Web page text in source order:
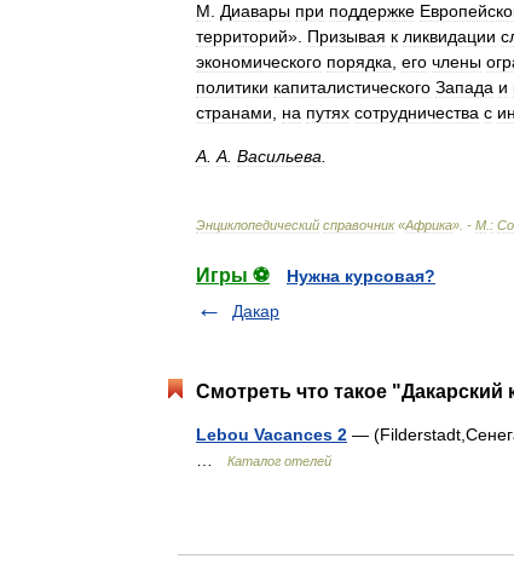
М
Диавары при поддержке
территорий». Призывая к ликвидации
экономического порядка его члены
политики капиталистического Запада и
странами
на путях сотрудничества с
А А Васильева
Энциклопедический справочник«Африка». - М :
Игры ⚽
Нужна курсовая?
Дакар
Смотреть что такое "Дакарский
Lebou Vacances 2 —
Каталог отелей